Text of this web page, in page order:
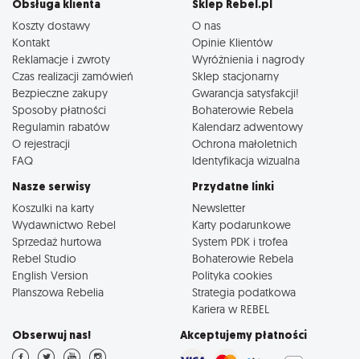
Obsługa klienta
Koszty dostawy
Kontakt
Reklamacje i zwroty
Czas realizacji zamówień
Bezpieczne zakupy
Sposoby płatności
Regulamin rabatów
O rejestracji
FAQ
Sklep Rebel.pl
O nas
Opinie Klientów
Wyróżnienia i nagrody
Sklep stacjonarny
Gwarancja satysfakcji!
Bohaterowie Rebela
Kalendarz adwentowy
Ochrona małoletnich
Identyfikacja wizualna
Nasze serwisy
Koszulki na karty
Wydawnictwo Rebel
Sprzedaż hurtowa
Rebel Studio
English Version
Planszowa Rebelia
Przydatne linki
Newsletter
Karty podarunkowe
System PDK i trofea
Bohaterowie Rebela
Polityka cookies
Strategia podatkowa
Kariera w REBEL
Obserwuj nas! Akceptujemy płatności